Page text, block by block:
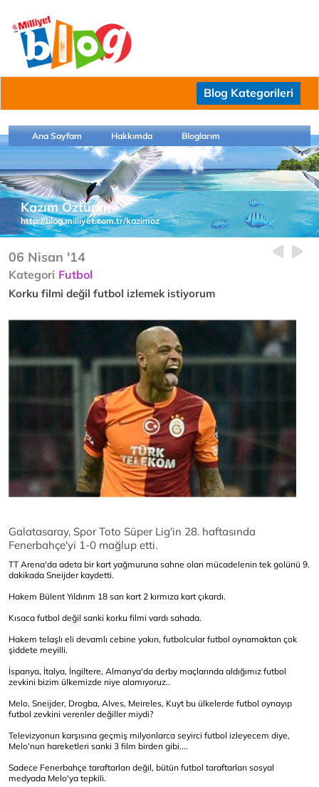
Blog Kategorileri
Ana Sayfam Hakkımda Bloglarım
Kazım Öztürk
http://blog.milliyet.com.tr/kazimoz
06 Nisan '14
Kategori Futbol
Korku filmi değil futbol izlemek istiyorum
Galatasaray, Spor Toto Süper Lig'in 28. haftasında
Fenerbahçe'yi 1-0 mağlup etti.
TT Arena'da adeta bir kart yağmuruna sahne olan mücadelenin tek golünü 9.
dakikada Sneijder kaydetti.
Hakem Bülent Yıldırım 18 sarı kart 2 kırmıza kart çıkardı.
Kısaca futbol değil sanki korku filmi vardı sahada.
Hakem telaşlı eli devamlı cebine yakın, futbolcular futbol oynamaktan çok
şiddete meyilli.
İspanya, İtalya, İngiltere, Almanya'da derby maçlarında aldığımız futbol
zevkini bizim ülkemizde niye alamıyoruz..
Melo, Sneijder, Drogba, Alves, Meireles, Kuyt bu ülkelerde futbol oynayıp
futbol zevkini verenler değiller miydi?
Televizyonun karşısına geçmiş milyonlarca seyirci futbol izleyecem diye,
Melo'nun hareketleri sanki 3 film birden gibi....
Sadece Fenerbahçe taraftarları değil, bütün futbol taraftarları sosyal
medyada Melo'ya tepkili.